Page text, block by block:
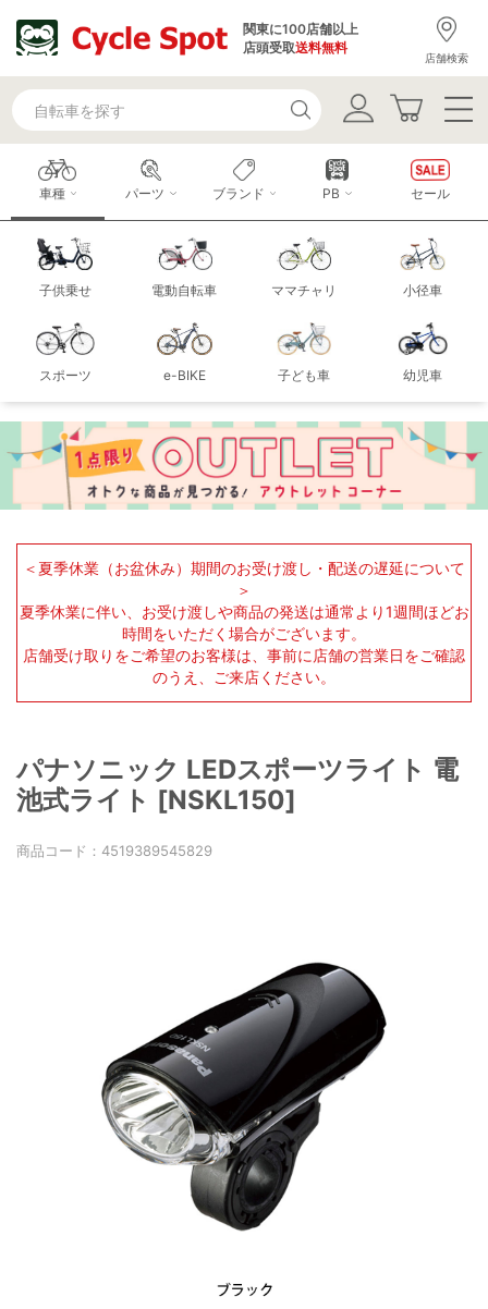
関東に100店舗以上
店頭受取送料無料
店舗検索
車種
子供乗せ 電動自転車 ママチャリ 小径車
スポーツ e-BIKE 子ども車 幼児車
パーツ ブランド PB セール
＜夏季休業（お盆休み）期間のお受け渡し・配送の遅延について
＞
夏季休業に伴い、お受け渡しや商品の発送は通常より1週間ほどお
時間をいただく場合がございます。
店舗受け取りをご希望のお客様は、事前に店舗の営業日をご確認
のうえ、ご来店ください。
パナソニック LEDスポーツライト 電
池式ライト [NSKL150]
商品コード： 4519389545829